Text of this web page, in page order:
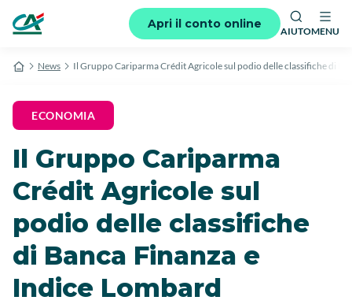
Apri il conto online
AIUTOMENU
News Il Gruppo Cariparma Crédit Agricole sul podio delle classifiche di
ECONOMIA
Il Gruppo Cariparma
Crédit Agricole sul
podio delle classifiche
di Banca Finanza e
Indice Lombard